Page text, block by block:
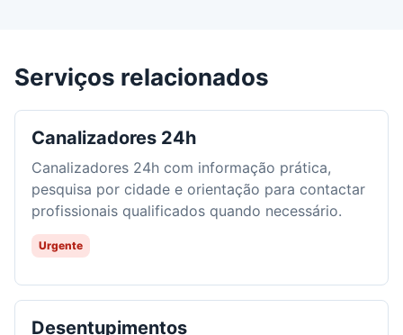
Serviços relacionados
Canalizadores 24h
Canalizadores 24h com informação prática,
pesquisa por cidade e orientação para contactar
profissionais qualificados quando necessário.
Urgente
Desentupimentos